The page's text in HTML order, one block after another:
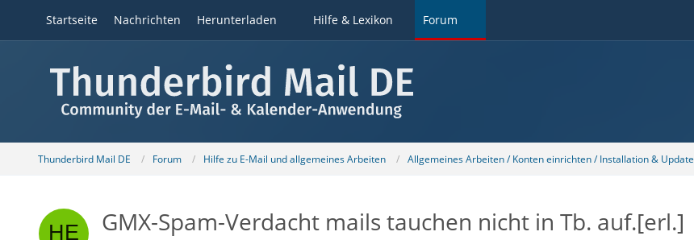
Startseite Nachrichten Herunterladen Hilfe & Lexikon Forum
Thunderbird Mail DE Forum Hilfe zu E-Mail und allgemeines Arbeiten Allgemeines Arbeiten / Konten einrichten / Installation & Update
GMX-Spam-Verdacht mails tauchen nicht in Tb. auf.[erl.]